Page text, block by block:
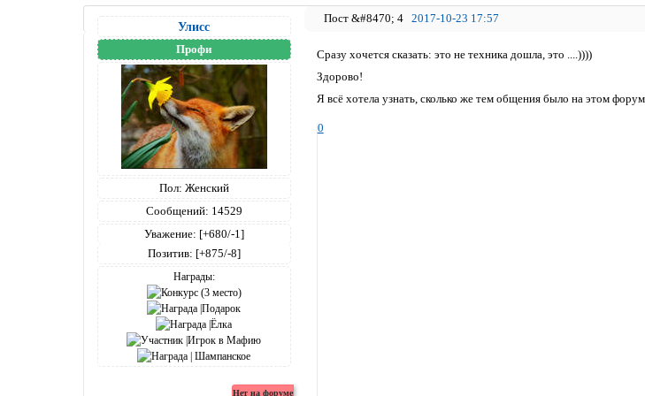
4 2017-10-23 17:57
Улисс
Профи
Пол: Женский
Сообщений: 14529
Уважение: [+680/-1]
Позитив: [+875/-8]
Награды:
Сразу хочется сказать: это не техника дошла, это ....))))
Здорово!
Я всё хотела узнать, сколько же тем общения было на этом
0